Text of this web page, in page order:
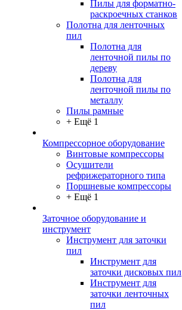
Пилы для форматно-
раскроечных станков
Полотна для ленточных
пил
Полотна для
ленточной пилы по
дереву
Полотна для
ленточной пилы по
металлу
Пилы рамные
+ Ещё 1
Компрессорное оборудование
Винтовые компрессоры
Осушители
рефрижераторного типа
Поршневые компрессоры
+ Ещё 1
Заточное оборудование и
инструмент
Инструмент для заточки
пил
Инструмент для
заточки дисковых пил
Инструмент для
заточки ленточных
пил